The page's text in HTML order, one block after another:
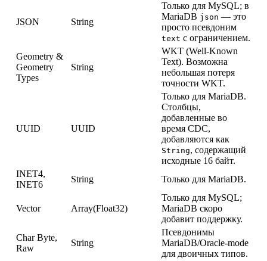
JSON String
Только для MySQL; в
MariaDB json — это
просто псевдоним
text с ограничением.
Geometry &
Geometry
Types
String
WKT (Well-Known
Text). Возможна
небольшая потеря
точности WKT.
UUID UUID
Только для MariaDB.
Столбцы,
добавленные во
время CDC,
добавляются как
String, содержащий
исходные 16 байт.
INET4,
INET6
String Только для MariaDB.
Vector Array(Float32)
Только для MySQL;
MariaDB скоро
добавит поддержку.
Char Byte,
Raw
String
Псевдонимы
MariaDB/Oracle-mode
для двоичных типов.